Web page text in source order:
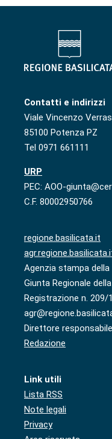
Contatti e indirizzi
Viale Vincenzo
85100 Potenza PZ
Tel 0971 661111
URP
PEC: AOO-
C.F. 80002950766
regione.basilicata.it
Agenzia stampa della
Giunta Regionale
Registrazione n. 209/
Direttore
Redazione
Link utili
Lista RSS
Note legali
Privacy